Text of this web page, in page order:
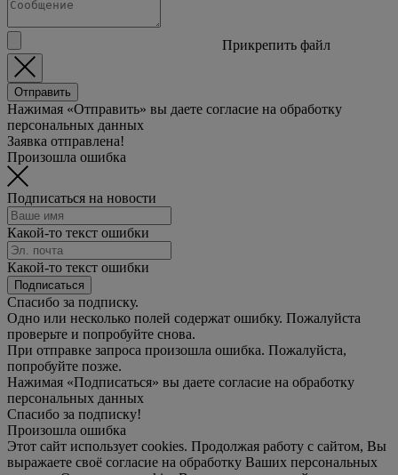
Прикрепить файл
Отправить
Нажимая «Отправить» вы даете согласие на обработку
персональных данных
Заявка отправлена!
Произошла ошибка
Подписаться на новости
Какой-то текст ошибки
Какой-то текст ошибки
Подписаться
Спасибо за подписку.
Одно или несколько полей содержат ошибку. Пожалуйста
проверьте и попробуйте снова.
При отправке запроса произошла ошибка. Пожалуйста,
попробуйте позже.
Нажимая «Подписаться» вы даете согласие на обработку
персональных данных
Спасибо за подписку!
Произошла ошибка
Этот сайт использует cookies. Продолжая работу с сайтом, Вы
выражаете своё согласие на обработку Ваших персональных